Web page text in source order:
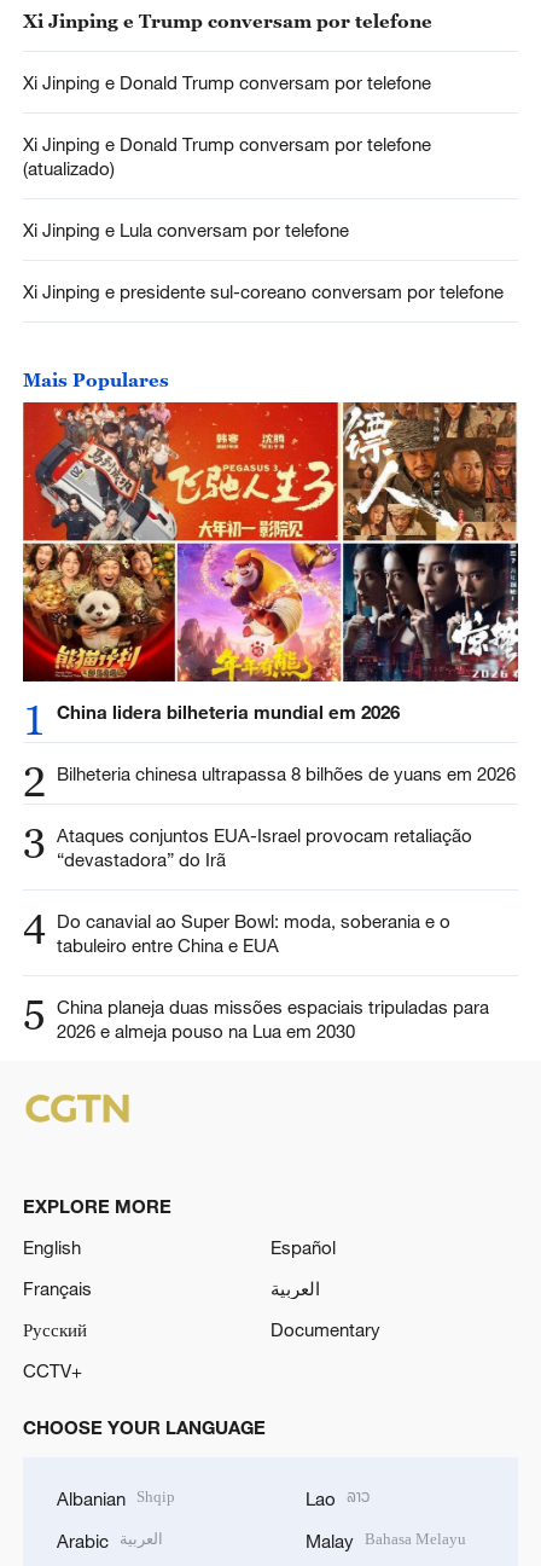
Xi Jinping e Trump conversam por telefone
Xi Jinping e Donald Trump conversam por telefone
Xi Jinping e Donald Trump conversam por telefone
(atualizado)
Xi Jinping e Lula conversam por telefone
Xi Jinping e presidente sul-coreano conversam por telefone
Mais Populares
1 China lidera bilheteria mundial em 2026
2 Bilheteria chinesa ultrapassa 8 bilhões de yuans em 2026
3 Ataques conjuntos EUA-Israel provocam retaliação
“devastadora” do Irã
4 Do canavial ao Super Bowl: moda, soberania e o
tabuleiro entre China e EUA
5
China planeja duas missões espaciais tripuladas para
2026 e almeja pouso na Lua em 2030
EXPLORE MORE
English
Español
Français
العربية
Русский
Documentary
CCTV+
CHOOSE YOUR LANGUAGE
Albanian Shqip
Arabic العربية
Lao ລາວ
Malay Bahasa Melayu